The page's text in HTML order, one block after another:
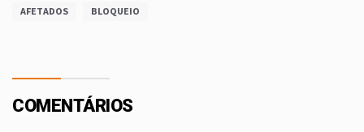
AFETADOS BLOQUEIO
COMENTÁRIOS